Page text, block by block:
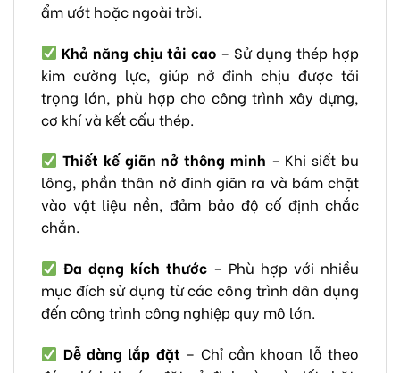
ẩm ướt hoặc ngoài trời.
Khả năng chịu tải cao – Sử dụng thép hợp
kim cường lực, giúp nở đinh chịu được tải
trọng lớn, phù hợp cho công trình xây dựng,
cơ khí và kết cấu thép.
Thiết kế giãn nở thông minh – Khi siết bu
lông, phần thân nở đinh giãn ra và bám chặt
vào vật liệu nền, đảm bảo độ cố định chắc
chắn.
Đa dạng kích thước – Phù hợp với nhiều
mục đích sử dụng từ các công trình dân dụng
đến công trình công nghiệp quy mô lớn.
Dễ dàng lắp đặt – Chỉ cần khoan lỗ theo